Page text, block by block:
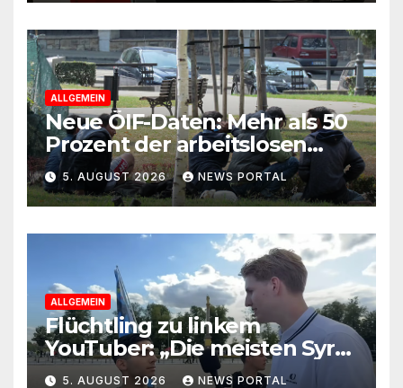
ALLGEMEIN
Neue ÖIF-Daten: Mehr als 50
Prozent der arbeitslosen
Ausländer leben in Wien!
5. AUGUST 2026 NEWS PORTAL
ALLGEMEIN
Flüchtling zu linkem
YouTuber: „Die meisten Syrer
kommen wegen der
5. AUGUST 2026 NEWS PORTAL